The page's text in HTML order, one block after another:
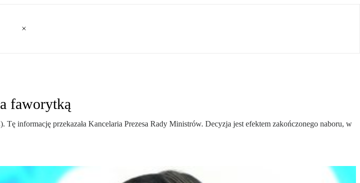
faworytką
informację przekazała Kancelaria Prezesa Rady Ministrów. Decyzja jest efektem zakończonego naboru, w